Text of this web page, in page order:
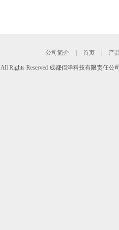
公司简介 首页 产
All Rights Reserved 成都佰洋科技有限责任公